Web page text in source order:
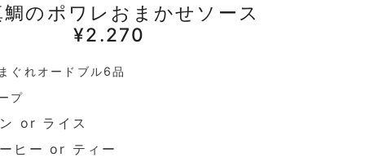
鯛のポワレおまかせソース
ぐれオードブル6品
プ
or ライス
ヒー or ティー